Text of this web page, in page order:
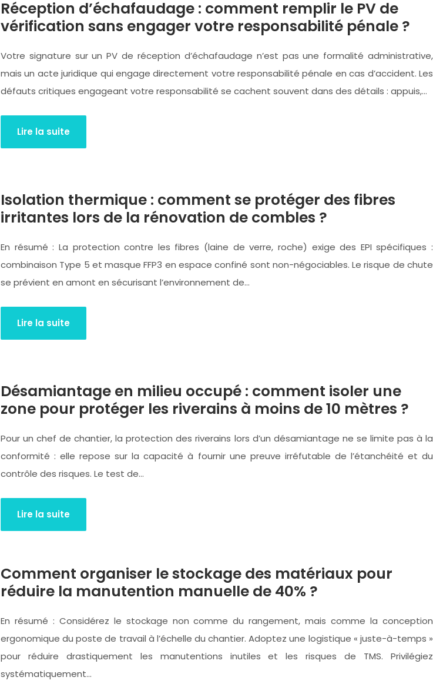
Réception d’échafaudage : comment remplir le PV de
vérification sans engager votre responsabilité pénale ?
Votre signature sur un PV de réception d’échafaudage n’est pas une formalité administrative,
mais un acte juridique qui engage directement votre responsabilité pénale en cas d’accident. Les
défauts critiques engageant votre responsabilité se cachent souvent dans des détails : appuis,…
Lire la suite
Isolation thermique : comment se protéger des fibres
irritantes lors de la rénovation de combles ?
En résumé : La protection contre les fibres (laine de verre, roche) exige des EPI spécifiques :
combinaison Type 5 et masque FFP3 en espace confiné sont non-négociables. Le risque de chute
se prévient en amont en sécurisant l’environnement de…
Lire la suite
Désamiantage en milieu occupé : comment isoler une
zone pour protéger les riverains à moins de 10 mètres ?
Pour un chef de chantier, la protection des riverains lors d’un désamiantage ne se limite pas à la
conformité : elle repose sur la capacité à fournir une preuve irréfutable de l’étanchéité et du
contrôle des risques. Le test de…
Lire la suite
Comment organiser le stockage des matériaux pour
réduire la manutention manuelle de 40% ?
En résumé : Considérez le stockage non comme du rangement, mais comme la conception
ergonomique du poste de travail à l’échelle du chantier. Adoptez une logistique « juste-à-temps »
pour réduire drastiquement les manutentions inutiles et les risques de TMS. Privilégiez
systématiquement…